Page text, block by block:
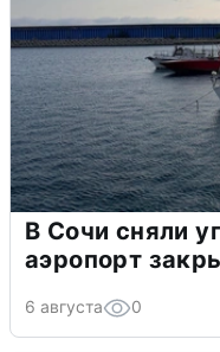
В Сочи сняли
аэропорт
6 августа 0